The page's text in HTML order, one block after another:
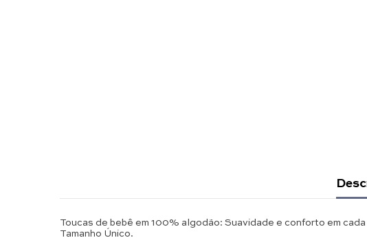
Toucas de bebê em 100% algodão: Suavidade e conforto em
Tamanho Único.